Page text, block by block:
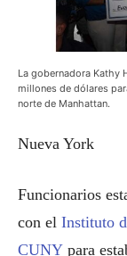
La gobernadora Kathy
millones de dólares
norte de Manhattan.
Nueva York
Funcionarios
con el Instituto
CUNY para